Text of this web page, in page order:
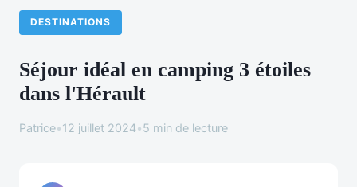
DESTINATIONS
Séjour idéal en camping 3 étoiles
dans l'Hérault
Patrice•12 juillet 2024•5 min de lecture